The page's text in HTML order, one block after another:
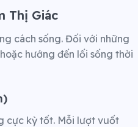
Thị Giác
cách sống. Đối với những
hướng đến lối sống thời
cực kỳ tốt. Mỗi lượt vuốt